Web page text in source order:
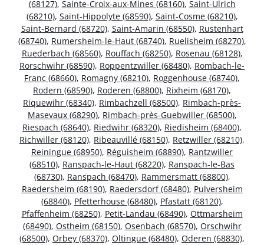
(68127), Sainte-Croix-aux-Mines (68160), Saint-Ulrich
(68210), Saint-Hippolyte (68590), Saint-Cosme (68210),
Saint-Bernard (68720), Saint-Amarin (68550), Rustenhart
(68740), Rumersheim-le-Haut (68740), Ruelisheim (68270),
Ruederbach (68560), Rouffach (68250), Rosenau (68128),
Rorschwihr (68590), Roppentzwiller (68480), Rombach-le-
Franc (68660), Romagny (68210), Roggenhouse (68740),
Rodern (68590), Roderen (68800), Rixheim (68170),
Riquewihr (68340), Rimbachzell (68500), Rimbach-près-
Masevaux (68290), Rimbach-près-Guebwiller (68500),
Riespach (68640), Riedwihr (68320), Riedisheim (68400),
Richwiller (68120), Ribeauvillé (68150), Retzwiller (68210),
Reiningue (68950), Réguisheim (68890), Rantzwiller
(68510), Ranspach-le-Haut (68220), Ranspach-le-Bas
(68730), Ranspach (68470), Rammersmatt (68800),
Raedersheim (68190), Raedersdorf (68480), Pulversheim
(68840), Pfetterhouse (68480), Pfastatt (68120),
Pfaffenheim (68250), Petit-Landau (68490), Ottmarsheim
(68490), Ostheim (68150), Osenbach (68570), Orschwihr
(68500), Orbey (68370), Oltingue (68480), Oderen (68830),